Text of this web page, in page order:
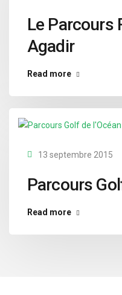
Le Parcours
Agadir
Read more
13 septembre 2015
Parcours
Read more